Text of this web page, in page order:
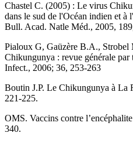
Chastel C. (2005) : Le virus
dans le sud de l'Océan indien et
Bull. Acad. Natle Méd., 2005,
Pialoux G, Gaüzère B.A.,
Chikungunya : revue générale par
Infect., 2006; 36, 253-263
Boutin J.P. Le Chikungunya à La
221-225.
OMS. Vaccins contre
340.